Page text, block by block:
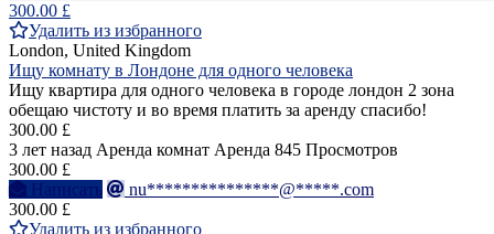
300.00 £
Удалить из избранного
London, United Kingdom
Ищу комнату в Лондоне для одного человека
Ищу квартира для одного человека в городе лондон 2 зона
обещаю чистоту и во время платить за аренду спасибо!
300.00 £
3 лет назад Аренда комнат Аренда 845 Просмотров
300.00 £
Написать
nu***************@*****.com
300.00 £
Удалить из избранного